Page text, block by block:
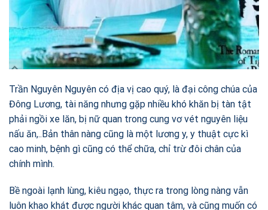
Trần Nguyên Nguyên có địa vị cao quý, là đại công chúa của
Đông Lương, tài năng nhưng gặp nhiều khó khăn bị tàn tật
phải ngồi xe lăn, bị nữ quan trong cung vơ vét nguyên liệu
nấu ăn,..Bản thân nàng cũng là một lương y, y thuật cực kì
cao minh, bệnh gì cũng có thể chữa, chỉ trừ đôi chân của
chính mình.
Bề ngoài lạnh lùng, kiêu ngạo, thực ra trong lòng nàng vẫn
luôn khao khát được người khác quan tâm, và cũng muốn có